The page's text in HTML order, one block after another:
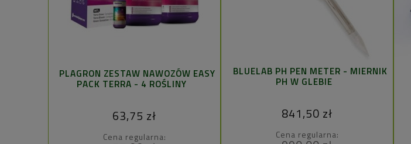
PLAGRON ZESTAW NAWOZÓW EASY
PACK TERRA - 4 ROŚLINY
63,75 zł
Cena regularna:
BLUELAB PH PEN METER - MIERNIK
PH W GLEBIE
841,50 zł
Cena regularna: